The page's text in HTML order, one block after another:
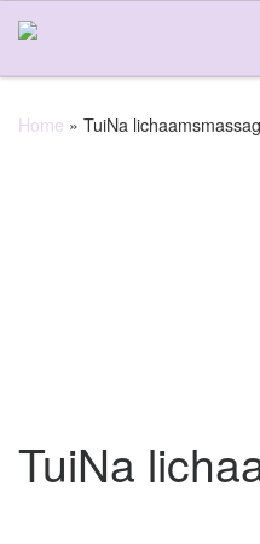
Skip to content
Home » TuiNa
TuiNa